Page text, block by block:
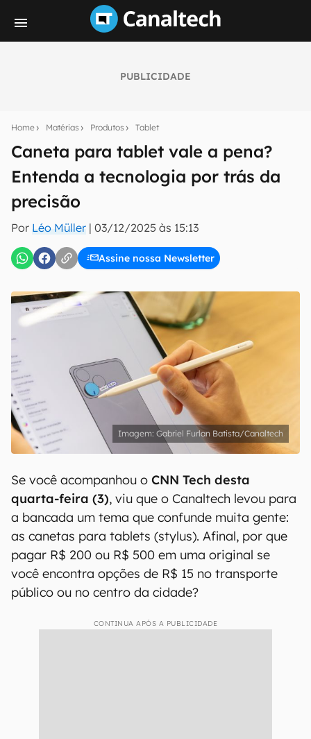
PUBLICIDADE
Home Matérias Produtos Tablet
Caneta para tablet vale a pena?
Entenda a tecnologia por trás da
precisão
Por Léo Müller | 03/12/2025 às 15:13
Assine nossa Newsletter
notícias e reviews sobre tecnologia em primeira
mão.
E-mail
inscreva-se
Uso e Política de Privacidade do Canaltech.
Gabriel Furlan Batista/Canaltech
Se você acompanhou o CNN Tech desta
quarta-feira (3), viu que o Canaltech levou para
a bancada um tema que confunde muita gente:
as canetas para tablets (stylus). Afinal, por que
pagar R$ 200 ou R$ 500 em uma original se
você encontra opções de R$ 15 no transporte
público ou no centro da cidade?
CONTINUA APÓS A PUBLICIDADE